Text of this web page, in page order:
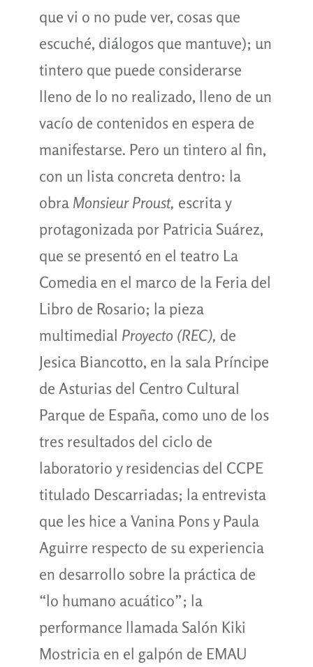
que vi o no pude ver, cosas que
escuché, diálogos que mantuve); un
tintero que puede considerarse
lleno de lo no realizado, lleno de un
vacío de contenidos en espera de
manifestarse. Pero un tintero al fin,
con un lista concreta dentro: la
obra Monsieur Proust, escrita y
protagonizada por Patricia Suárez,
que se presentó en el teatro La
Comedia en el marco de la Feria del
Libro de Rosario; la pieza
multimedial Proyecto (REC), de
Jesica Biancotto, en la sala Príncipe
de Asturias del Centro Cultural
Parque de España, como uno de los
tres resultados del ciclo de
laboratorio y residencias del CCPE
titulado Descarriadas; la entrevista
que les hice a Vanina Pons y Paula
Aguirre respecto de su experiencia
en desarrollo sobre la práctica de
“lo humano acuático”; la
performance llamada Salón Kiki
Mostricia en el galpón de EMAU